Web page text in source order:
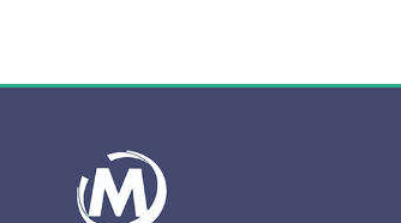
هنرلوکس سازی